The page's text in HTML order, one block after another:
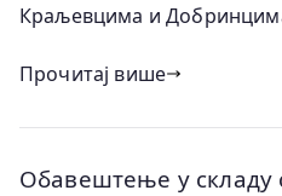
Краљевцима и
Прочитај више
Обавештење у складу